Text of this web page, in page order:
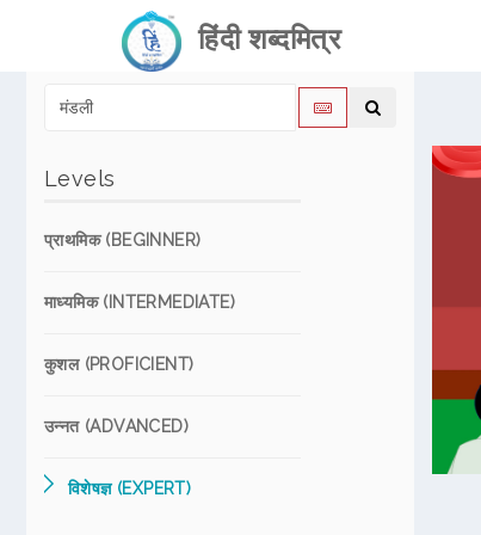
हिंदी शब्दमित्र
Levels
प्राथमिक (BEGINNER)
माध्यमिक (INTERMEDIATE)
कुशल (PROFICIENT)
उन्नत (ADVANCED)
विशेषज्ञ (EXPERT)